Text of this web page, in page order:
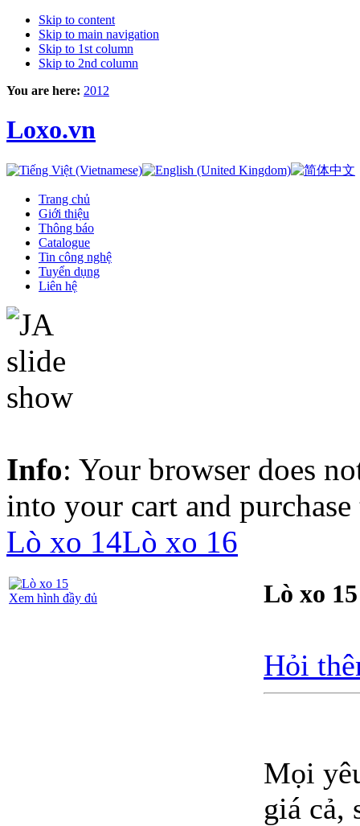
Skip to content
Skip to main navigation
Skip to 1st column
Skip to 2nd column
You are here: 2012
Loxo.vn
Trang chủ
Giới thiệu
Thông báo
Catalogue
Tin công nghệ
Tuyển dụng
Liên hệ
Info: Your browser does
into your cart and
Lò xo 14Lò xo 16
Xem hình đầy đủ Lò xo 15
Hỏi
Mọi
giá cả,